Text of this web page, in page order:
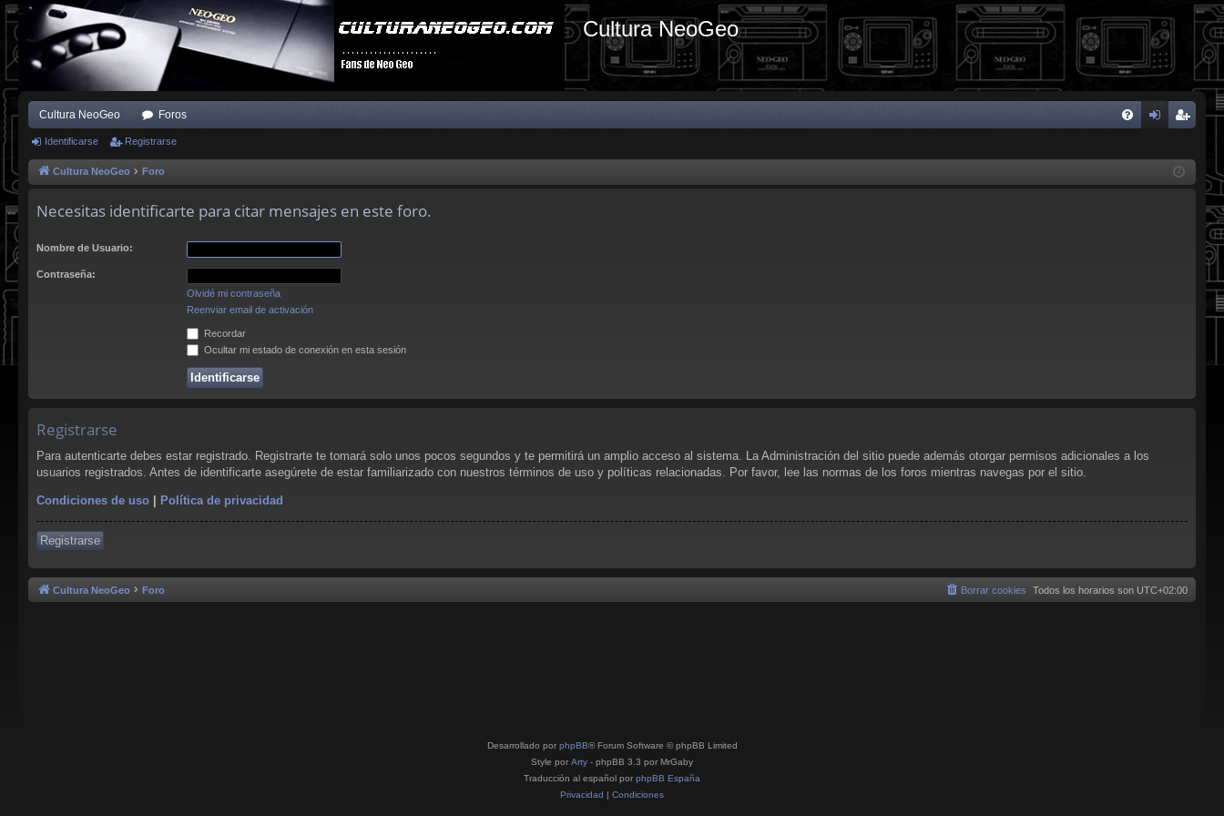
Cultura NeoGeo
Cultura NeoGeo Foros
ist
Identificarse Registrarse
Cultura NeoGeo Foro
Necesitas identificarte para citar mensajes en este foro.
Nombre de Usuario:
Contraseña:
Olvidé mi contraseña
Reenviar email de activación
Recordar
Ocultar mi estado de conexión en esta sesión
Registrarse
Para autenticarte debes estar registrado. Registrarte te tomará solo unos pocos segundos y te permitirá un amplio acceso al sistema. La Administración del sitio puede además otorgar permisos adicionales a los
usuarios registrados. Antes de identificarte asegúrete de estar familiarizado con nuestros términos de uso y políticas relacionadas. Por favor, lee las normas de los foros mientras navegas por el sitio.
Condiciones de uso | Política de privacidad
Registrarse
Cultura NeoGeo Foro Todos los horarios son UTC+02:00
Borrar cookies
Desarrollado por phpBB® Forum Software © phpBB Limited
Style por Arty - phpBB 3.3 por MrGaby
Traducción al español por phpBB España
Privacidad | Condiciones